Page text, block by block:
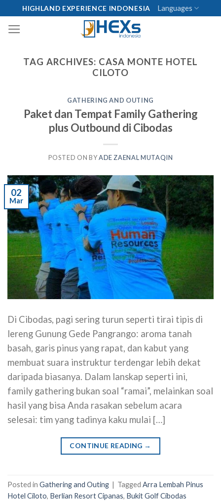
content
HIGHLAND EXPERIENCE INDONESIA Languages
TAG ARCHIVES: CASA MONTE HOTEL
CILOTO
GATHERING AND OUTING
Paket dan Tempat Family Gathering
plus Outbound di Cibodas
POSTED ON BYADE ZAENAL MUTAQIN
02
Mar
Di Cibodas, pagi sering turun seperti tirai tipis di
lereng Gunung Gede Pangrango: aroma tanah
basah, garis pinus yang rapat, dan kabut yang
membuat suara instruktur terdengar lebih dekat
daripada biasanya. Dalam lanskap seperti ini,
family gathering bukan soal “ramai”, melainkan soal
hasil yang bisa Anda rasakan sebelum acara
selesai: tim yang tadinya kaku mulai […]
CONTINUE READING →
Posted in Gathering and Outing | Tagged Arra Lembah Pinus
Hotel Ciloto, Berlian Resort Cipanas, Bukit Golf Cibodas